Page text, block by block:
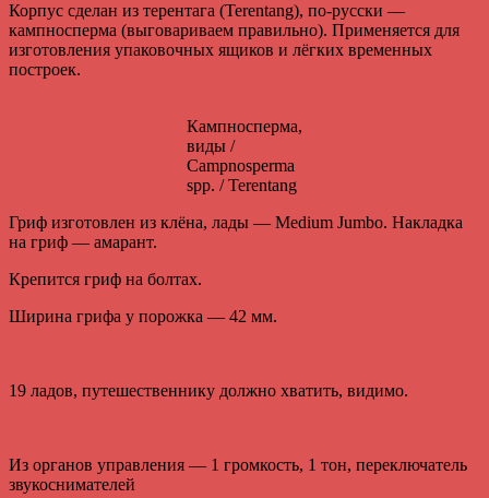
Корпус сделан из терентага (Terentang), по-русски —
кампносперма (выговариваем правильно). Применяется для
изготовления упаковочных ящиков и лёгких временных
построек.
Кампносперма,
виды /
Campnosperma
spp. / Terentang
Гриф изготовлен из клёна, лады — Medium Jumbo. Накладка
на гриф — амарант.
Крепится гриф на болтах.
Ширина грифа у порожка — 42 мм.
19 ладов, путешественнику должно хватить, видимо.
Из органов управления — 1 громкость, 1 тон, переключатель
звукоснимателей